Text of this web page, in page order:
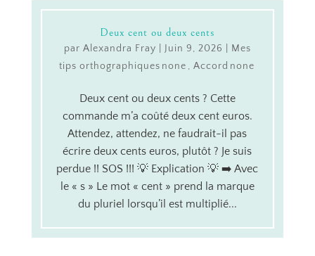
Deux cent ou deux cents
par Alexandra Fray Juin 9, 2026
Mes
tips orthographiques
, Accord
Deux cent ou deux cents ? Cette
commande m’a coûté deux cent euros.
Attendez, attendez, ne faudrait-il pas
écrire deux cents euros, plutôt ? Je suis
perdue !! SOS !!! 💡 Explication 💡 ➡️ Avec
le « s » Le mot « cent » prend la marque
du pluriel lorsqu’il est multiplié...